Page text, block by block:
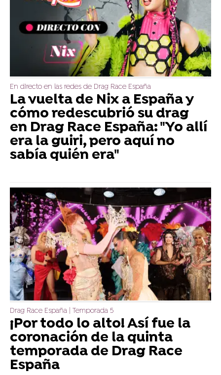
En directo en las redes de Drag Race España
La vuelta de Nix a España y
cómo redescubrió su drag
en Drag Race España: "Yo allí
era la guiri, pero aquí no
sabía quién era"
Drag Race España | Temporada 5
¡Por todo lo alto! Así fue la
coronación de la quinta
temporada de Drag Race
España